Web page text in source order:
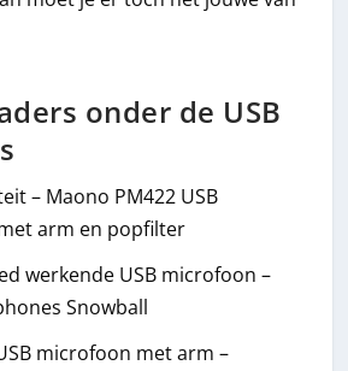
onder de USB
– Maono PM422 USB
arm en popfilter
werkende USB microfoon –
Snowball
microfoon met arm –